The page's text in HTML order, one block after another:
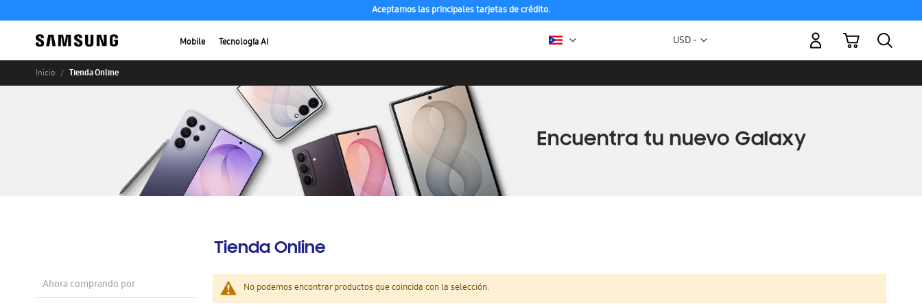
Aceptamos las principales tarjetas de crédito.
Mobile Tecnología AI Moneda
USD -
Mi carrito
Inicio Tienda Online
Tienda Online
No podemos encontrar productos que coincida con la selección.
Ahora comprando por